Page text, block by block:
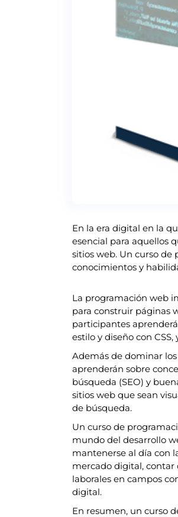
En la era digital en la
esencial para aquellos
sitios web. Un curso
conocimientos y
La programación web
para construir páginas
participantes
estilo y diseño con
Además de dominar
aprenderán sobre
búsqueda (SEO) y
sitios web que sean
de búsqueda.
Un curso de
mundo del desarrollo
mantenerse al día con
mercado digital,
laborales en campos
digital.
En resumen, un curso